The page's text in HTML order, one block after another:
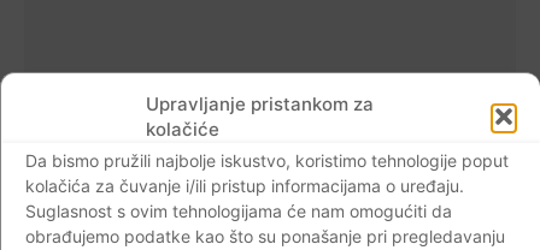
Upravljanje pristankom za
kolačiće
Da bismo pružili najbolje iskustvo, koristimo tehnologije poput
kolačića za čuvanje i/ili pristup informacijama o uređaju.
Suglasnost s ovim tehnologijama će nam omogućiti da
obrađujemo podatke kao što su ponašanje pri pregledavanju